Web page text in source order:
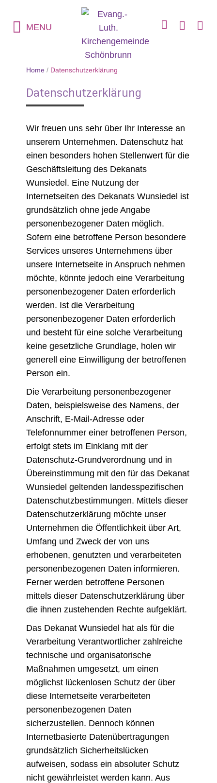
MENU
Home / Datenschutzerklärung
Datenschutzerklärung
Wir freuen uns sehr über Ihr Interesse an
unserem Unternehmen. Datenschutz hat
einen besonders hohen Stellenwert für die
Geschäftsleitung des Dekanats
Wunsiedel. Eine Nutzung der
Internetseiten des Dekanats Wunsiedel ist
grundsätzlich ohne jede Angabe
personenbezogener Daten möglich.
Sofern eine betroffene Person besondere
Services unseres Unternehmens über
unsere Internetseite in Anspruch nehmen
möchte, könnte jedoch eine Verarbeitung
personenbezogener Daten erforderlich
werden. Ist die Verarbeitung
personenbezogener Daten erforderlich
und besteht für eine solche Verarbeitung
keine gesetzliche Grundlage, holen wir
generell eine Einwilligung der betroffenen
Person ein.
Die Verarbeitung personenbezogener
Daten, beispielsweise des Namens, der
Anschrift, E-Mail-Adresse oder
Telefonnummer einer betroffenen Person,
erfolgt stets im Einklang mit der
Datenschutz-Grundverordnung und in
Übereinstimmung mit den für das Dekanat
Wunsiedel geltenden landesspezifischen
Datenschutzbestimmungen. Mittels dieser
Datenschutzerklärung möchte unser
Unternehmen die Öffentlichkeit über Art,
Umfang und Zweck der von uns
erhobenen, genutzten und verarbeiteten
personenbezogenen Daten informieren.
Ferner werden betroffene Personen
mittels dieser Datenschutzerklärung über
die ihnen zustehenden Rechte aufgeklärt.
Das Dekanat Wunsiedel hat als für die
Verarbeitung Verantwortlicher zahlreiche
technische und organisatorische
Maßnahmen umgesetzt, um einen
möglichst lückenlosen Schutz der über
diese Internetseite verarbeiteten
personenbezogenen Daten
sicherzustellen. Dennoch können
Internetbasierte Datenübertragungen
grundsätzlich Sicherheitslücken
aufweisen, sodass ein absoluter Schutz
nicht gewährleistet werden kann. Aus